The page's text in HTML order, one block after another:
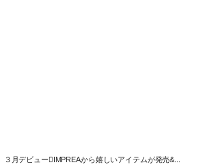
３月デビューIMPREAから嬉しいアイテムが発売&...